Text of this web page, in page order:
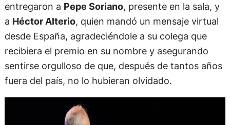
entregaron a Pepe Soriano, presente en la sala, y
a Héctor Alterio, quien mandó un mensaje virtual
desde España, agradeciéndole a su colega que
recibiera el premio en su nombre y asegurando
sentirse orgulloso de que, después de tantos años
fuera del país, no lo hubieran olvidado.